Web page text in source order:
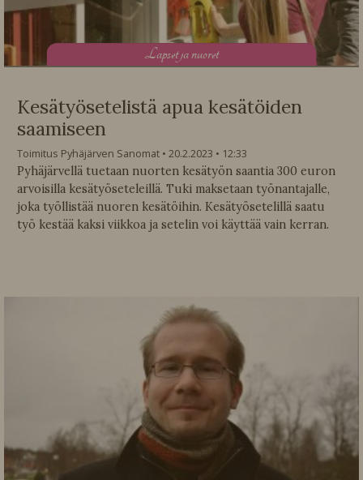
Lapset ja nuoret
Kesätyösetelistä apua kesätöiden
saamiseen
Toimitus Pyhäjärven Sanomat 20.2.2023
12:33
Pyhäjärvellä tuetaan nuorten kesätyön saantia 300 euron
arvoisilla kesätyöseteleillä. Tuki maksetaan työnantajalle,
joka työllistää nuoren kesätöihin. Kesätyösetelillä saatu
työ kestää kaksi viikkoa ja setelin voi käyttää vain kerran.